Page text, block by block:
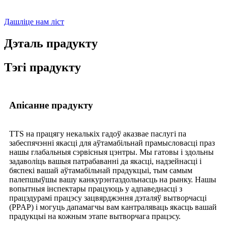
Дашліце нам ліст
Дэталь прадукту
Тэгі прадукту
Апісанне прадукту
TTS на працягу некалькіх гадоў аказвае паслугі па
забеспячэнні якасці для аўтамабільнай прамысловасці праз
нашы глабальныя сэрвісныя цэнтры. Мы гатовы і здольны
задаволіць вашыя патрабаванні да якасці, надзейнасці і
бяспекі вашай аўтамабільнай прадукцыі, тым самым
палепшыўшы вашу канкурэнтаздольнасць на рынку. Нашы
вопытныя інспектары працуюць у адпаведнасці з
працэдурамі працэсу зацвярджэння дэталяў вытворчасці
(PPAP) і могуць дапамагчы вам кантраляваць якасць вашай
прадукцыі на кожным этапе вытворчага працэсу.